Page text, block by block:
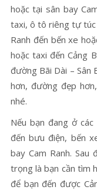
hoặc tại sân bay
taxi, ô tô riêng tự túc
Ranh đến bến xe
hoặc taxi đến Cảng
đường Bãi Dài – Sân
hơn, đường đẹp
nhé.
Nếu bạn đang ở
đến bưu điện, bến
bay Cam Ranh. Sau
trọng là bạn cần tìm
để bạn đến được